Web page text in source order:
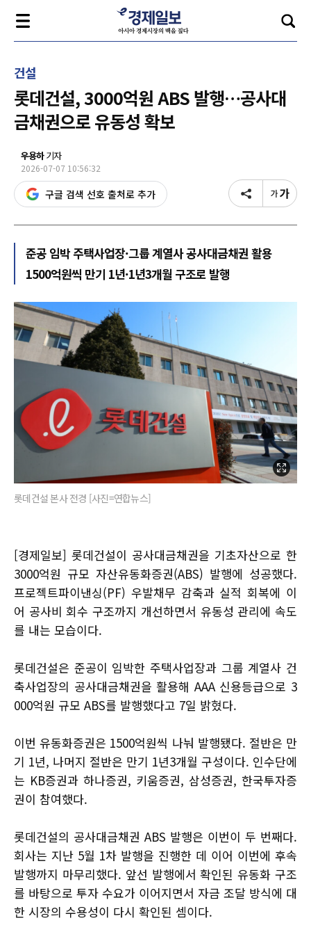
건설
롯데건설, 3000억원 ABS 발행…공사대
금채권으로 유동성 확보
우용하기자
2026-07-07 10:56:32
구글 검색 선호 출처로 추가
준공 임박 주택사업장·그룹 계열사 공사대금채권 활용
1500억원씩 만기 1년·1년3개월 구조로 발행
롯데건설 본사 전경 [사진=연합뉴스]
[경제일보] 롯데건설이 공사대금채권을 기초자산으로 한
3000억원 규모 자산유동화증권(ABS) 발행에 성공했다.
프로젝트파이낸싱(PF) 우발채무 감축과 실적 회복에 이
어 공사비 회수 구조까지 개선하면서 유동성 관리에 속도
를 내는 모습이다.
롯데건설은 준공이 임박한 주택사업장과 그룹 계열사 건
축사업장의 공사대금채권을 활용해 AAA 신용등급으로 3
000억원 규모 ABS를 발행했다고 7일 밝혔다.
이번 유동화증권은 1500억원씩 나눠 발행됐다. 절반은 만
기 1년, 나머지 절반은 만기 1년3개월 구성이다. 인수단에
는 KB증권과 하나증권, 키움증권, 삼성증권, 한국투자증
권이 참여했다.
롯데건설의 공사대금채권 ABS 발행은 이번이 두 번째다.
회사는 지난 5월 1차 발행을 진행한 데 이어 이번에 후속
발행까지 마무리했다. 앞선 발행에서 확인된 유동화 구조
를 바탕으로 투자 수요가 이어지면서 자금 조달 방식에 대
한 시장의 수용성이 다시 확인된 셈이다.